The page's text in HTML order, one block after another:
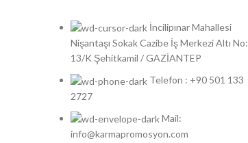
İncilipınar Mahallesi
Nişantaşı Sokak Cazibe İş Merkezi Altı No:
13/K Şehitkamil / GAZİANTEP
Telefon : +90 501 133
2727
Mail:
info@karmapromosyon.com